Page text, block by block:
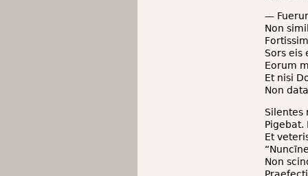
—
Non
Sors eis
Eorum
Et nisi
Non
Silentes
Pigebat.
Et
Non